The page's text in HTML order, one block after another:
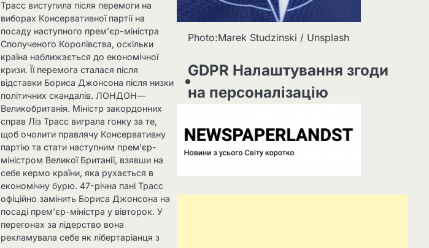
Трасс виступила після перемоги на
виборах Консервативної партії на
посаду наступного прем’єр-міністра
Сполученого Королівства, оскільки
країна наближається до економічної
кризи. Її перемога сталася після
відставки Бориса Джонсона після низки
політичних скандалів. ЛОНДОН—
Великобританія. Міністр закордонних
справ Ліз Трасс виграла гонку за те,
щоб очолити правлячу Консервативну
партію та стати наступним прем’єр-
міністром Великої Британії, взявши на
себе кермо країни, яка рухається в
економічну бурю. 47-річна пані Трасс
офіційно замінить Бориса Джонсона на
посаді прем’єр-міністра у вівторок. У
перегонах за лідерство вона
рекламувала себе як лібертаріанця з
Photo:Marek Studzinski / Unsplash
GDPR Налаштування згоди
на персоналізацію